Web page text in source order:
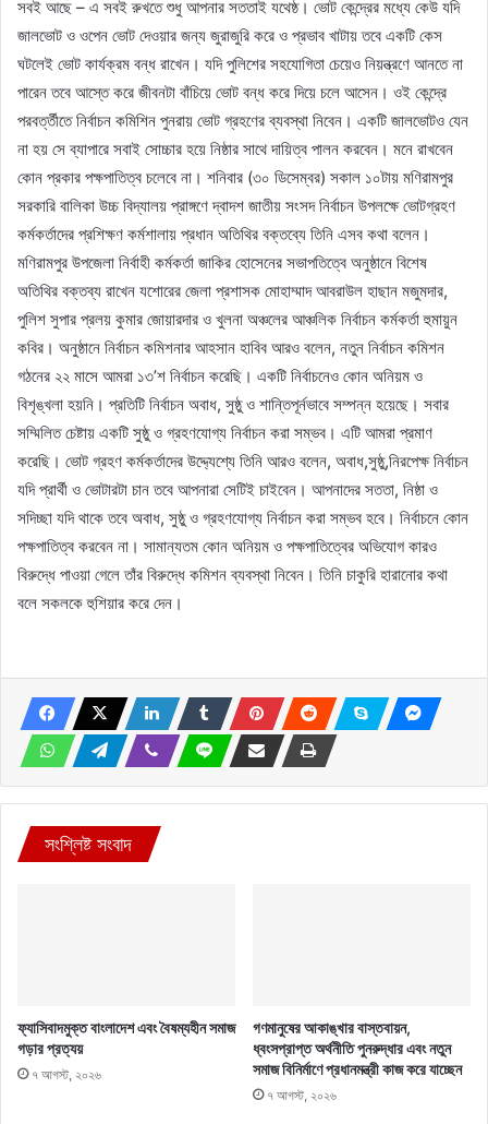
সবই আছে – এ সবই রুখতে শুধু আপনার সততাই যথেষ্ঠ। ভোট কেন্দ্রের মধ্যে কেউ যদি
জালভোট ও ওপেন ভোট দেওয়ার জন্য জুরাজুরি করে ও প্রভাব খাটায় তবে একটি কেস
ঘটলেই ভোট কার্যক্রম বন্ধ রাখেন। যদি পুলিশের সহযোগিতা চেয়েও নিয়ন্ত্রণে আনতে না
পারেন তবে আস্তে করে জীবনটা বাঁচিয়ে ভোট বন্ধ করে দিয়ে চলে আসেন। ওই কেন্দ্রে
পরবর্ত্তীতে নির্বাচন কমিশিন পুনরায় ভোট গ্রহণের ব্যবস্থা নিবেন। একটি জালভোটও যেন
না হয় সে ব্যাপারে সবাই সোচ্চার হয়ে নিষ্ঠার সাথে দায়িত্ব পালন করবেন। মনে রাখবেন
কোন প্রকার পক্ষপাতিত্ব চলেবে না। শনিবার (৩০ ডিসেম্বর) সকাল ১০টায় মণিরামপুর
সরকারি বালিকা উচ্চ বিদ্যালয় প্রাঙ্গণে দ্বাদশ জাতীয় সংসদ নির্বাচন উপলক্ষে ভোটগ্রহণ
কর্মকর্তাদের প্রশিক্ষণ কর্মশালায় প্রধান অতিথির বক্তব্যে তিনি এসব কথা বলেন।
মণিরামপুর উপজেলা নির্বাহী কর্মকর্তা জাকির হোসেনের সভাপতিত্বে অনুষ্ঠানে বিশেষ
অতিথির বক্তব্য রাখেন যশোরের জেলা প্রশাসক মোহাম্মাদ আবরাউল হাছান মজুমদার,
পুলিশ সুপার প্রলয় কুমার জোয়ারদার ও খুলনা অঞ্চলের আঞ্চলিক নির্বাচন কর্মকর্তা হুমায়ুন
কবির। অনুষ্ঠানে নির্বাচন কমিশনার আহসান হাবিব আরও বলেন, নতুন নির্বাচন কমিশন
গঠনের ২২ মাসে আমরা ১৩’শ নির্বাচন করেছি। একটি নির্বাচনেও কোন অনিয়ম ও
বিশৃঙ্খলা হয়নি। প্রতিটি নির্বাচন অবাধ, সুষ্ঠু ও শান্তিপূর্নভাবে সম্পন্ন হয়েছে। সবার
সম্মিলিত চেষ্টায় একটি সুষ্ঠু ও গ্রহণযোগ্য নির্বাচন করা সম্ভব। এটি আমরা প্রমাণ
করেছি। ভোট গ্রহণ কর্মকর্তাদের উদ্দ্যেশ্যে তিনি আরও বলেন, অবাধ,সুষ্ঠু,নিরপেক্ষ নির্বাচন
যদি প্রার্থী ও ভোটারটা চান তবে আপনারা সেটিই চাইবেন। আপনাদের সততা, নিষ্ঠা ও
সদিচ্ছা যদি থাকে তবে অবাধ, সুষ্ঠু ও গ্রহণযোগ্য নির্বাচন করা সম্ভব হবে। নির্বাচনে কোন
পক্ষপাতিত্ব করবেন না। সামান্যতম কোন অনিয়ম ও পক্ষপাতিত্বের অভিযোগ কারও
বিরুদ্ধে পাওয়া গেলে তাঁর বিরুদ্ধে কমিশন ব্যবস্থা নিবেন। তিনি চাকুরি হারানোর কথা
বলে সকলকে হুশিয়ার করে দেন।
সংশ্লিষ্ট সংবাদ
ফ্যাসিবাদমুক্ত বাংলাদেশ এবং বৈষম্যহীন সমাজ
গড়ার প্রত্যয়
৭ আগস্ট, ২০২৬
গণমানুষের আকাঙ্খার বাস্তবায়ন,
ধ্বংসপ্রাপ্ত অর্থনীতি পুনরুদ্ধার এবং নতুন
সমাজ বিনির্মাণে প্রধানমন্ত্রী কাজ করে যাচ্ছেন
৭ আগস্ট, ২০২৬